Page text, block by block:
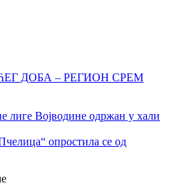
ДОБА – РЕГИОН СРЕМ
лиге Војводине одржан у хали
опростила се од